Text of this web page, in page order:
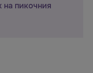
на пикочния